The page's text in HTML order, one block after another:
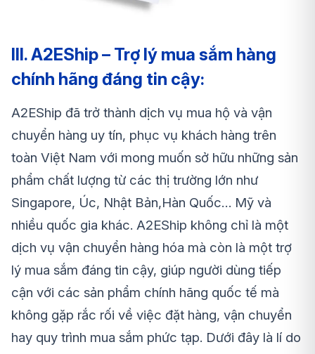
III. A2EShip – Trợ lý mua sắm hàng
chính hãng đáng tin cậy:
A2EShip đã trở thành dịch vụ mua hộ và vận
chuyển hàng uy tín, phục vụ khách hàng trên
toàn Việt Nam với mong muốn sở hữu những sản
phẩm chất lượng từ các thị trường lớn như
Singapore, Úc, Nhật Bản,Hàn Quốc… Mỹ và
nhiều quốc gia khác. A2EShip không chỉ là một
dịch vụ vận chuyển hàng hóa mà còn là một trợ
lý mua sắm đáng tin cậy, giúp người dùng tiếp
cận với các sản phẩm chính hãng quốc tế mà
không gặp rắc rối về việc đặt hàng, vận chuyển
hay quy trình mua sắm phức tạp. Dưới đây là lí do